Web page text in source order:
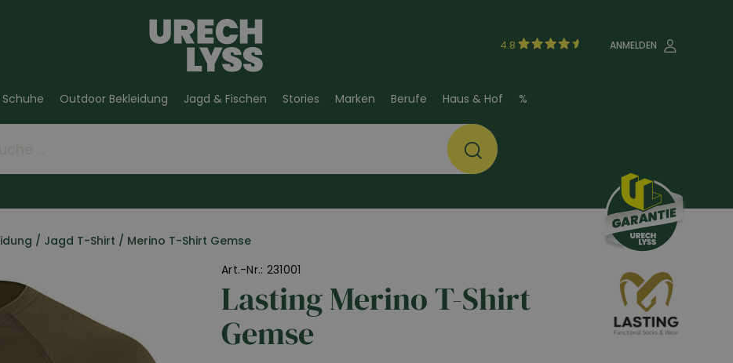
4.8 ANMELDEN
Schuhe Outdoor Bekleidung Jagd & Fischen Stories Marken Berufe Haus & Hof %
/ Jagd T-Shirt / Merino T-Shirt Gemse
Art.-Nr.: 231001
Lasting Merino T-Shirt
Gemse